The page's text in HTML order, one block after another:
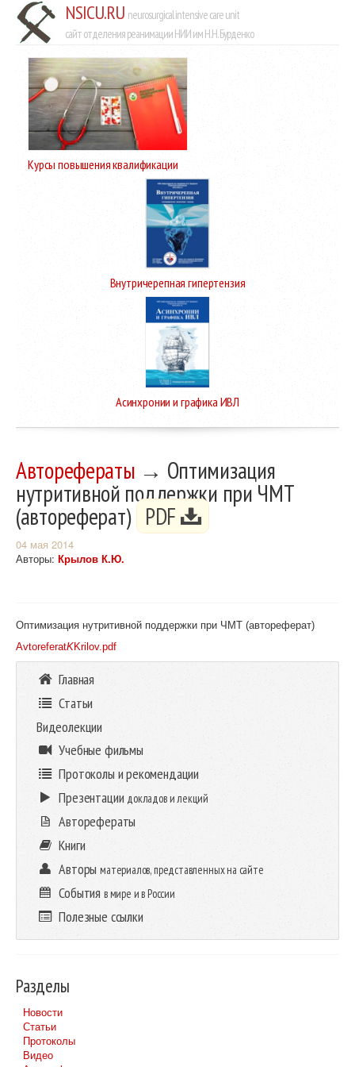
NSICU.RU neurosurgical intensive care unit
сайт отделения реанимации НИИ им Н.Н. Бурденко
Курсы повышения квалификации
Внутричерепная гипертензия
Асинхронии и графика ИВЛ
Авторефераты → Оптимизация
нутритивной поддержки при ЧМТ
(автореферат) PDF
04 мая 2014
Авторы: Крылов К.Ю.
Оптимизация нутритивной поддержки при ЧМТ (автореферат)
AvtoreferatKKrilov.pdf
Главная
Статьи
Видеолекции
Учебные фильмы
Протоколы и рекомендации
Презентации докладов и лекций
Авторефераты
Книги
Авторыматериалов, представленных на сайте
События в мире и в России
Полезные ссылки
Разделы
Новости
Статьи
Протоколы
Видео